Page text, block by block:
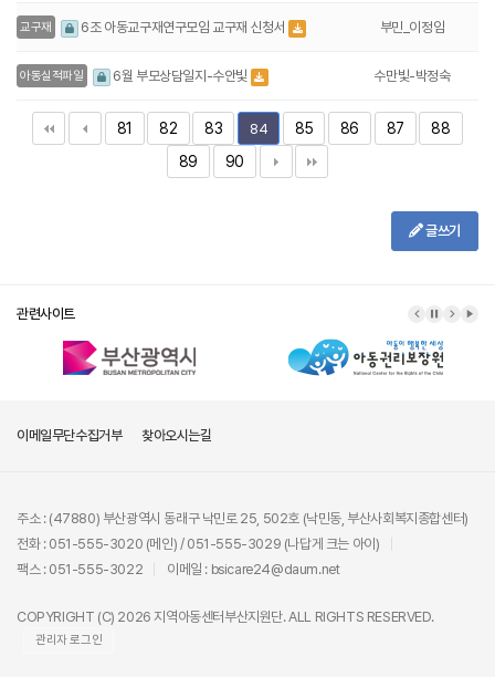
교구재 6조 아동교구재연구모임 교구재 신청서 부민_이정임
아동실적파일 6월 부모상담일지-수안빛 수만빛-박정숙
81 82 83 84 85 86 87
88
89
90
글쓰기
관련사이트
이메일무단수집거부 찾아오시는길
주소 : (47880) 부산광역시 동래구 낙민로 25, 502호 (낙민동, 부산사회복지종합센터)
전화 : 051-555-3020 (메인) / 051-555-3029 (나답게 크는 아이)
팩스 : 051-555-3022
이메일 : bsicare24@daum.net
COPYRIGHT (C) 2026 지역아동센터부산지원단. ALL RIGHTS RESERVED.
관리자 로그인